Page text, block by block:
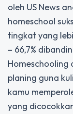
oleh US News
homeschool
tingkat yang
– 66,7%
Homeschooling
planing guna
kamu
yang